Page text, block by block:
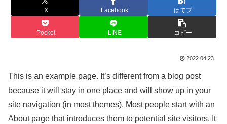
X Facebook はてブ
Pocket LINE コピー
2022.04.23
This is an example page. It’s different from a blog post
because it will stay in one place and will show up in your
site navigation (in most themes). Most people start with an
About page that introduces them to potential site visitors. It